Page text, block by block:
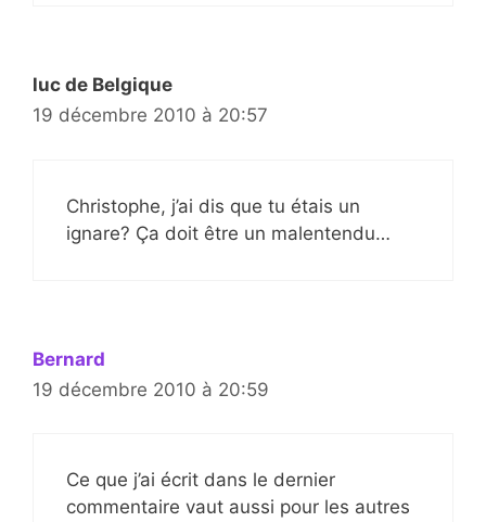
luc de Belgique
19 décembre 2010 à 20:57
Christophe, j’ai dis que tu étais un
ignare? Ça doit être un malentendu…
Bernard
19 décembre 2010 à 20:59
Ce que j’ai écrit dans le dernier
commentaire vaut aussi pour les autres